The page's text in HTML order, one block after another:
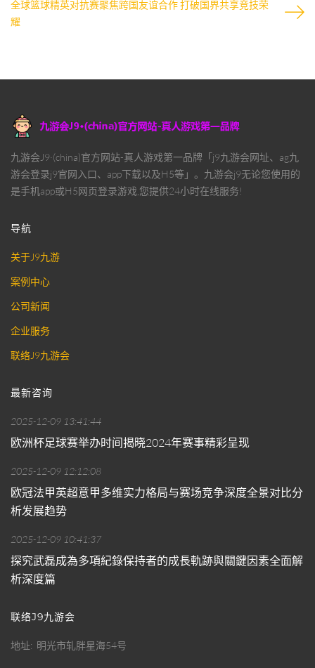
全球篮球精英对抗赛聚焦跨国友谊合作 打破国界共享竞技荣
耀
九游会J9·(china)官方网站-真人游戏第一品牌「j9九游会网址、ag九
游会登录j9官网入口、app下载以及H5等」。九游会j9无论您使用的
是手机app或H5网页登录游戏,您提供24小时在线服务!
导航
关于J9九游
案例中心
公司新闻
企业服务
联络J9九游会
最新咨询
2025-12-09 13:41:44
欧洲杯足球赛举办时间揭晓2024年赛事精彩呈现
2025-12-09 12:12:08
欧冠法甲英超意甲多维实力格局与赛场竞争深度全景对比分
析发展趋势
2025-12-09 10:41:37
探究武磊成為多項紀錄保持者的成長軌跡與關鍵因素全面解
析深度篇
联络J9九游会
地址 明光市轧胖星海54号